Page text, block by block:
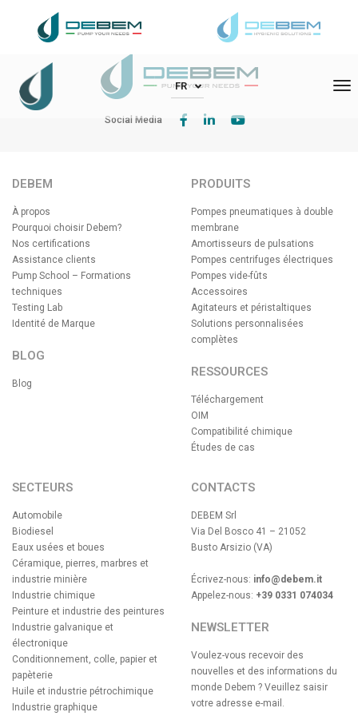
FR
DEBEM Srl – Via Del Bosco 41 – 21052 Busto Arsizio (VA)
Social Media
DEBEM
À propos
Pourquoi choisir Debem?
Nos certifications
Assistance clients
Pump School – Formations
techniques
Testing Lab
Identité de Marque
BLOG
Blog
PRODUITS
Pompes pneumatiques à double
membrane
Amortisseurs de pulsations
Pompes centrifuges électriques
Pompes vide-fûts
Accessoires
Agitateurs et péristaltiques
Solutions personnalisées
complètes
RESSOURCES
Téléchargement
OIM
Compatibilité chimique
Études de cas
SECTEURS
Automobile
Biodiesel
Eaux usées et boues
Céramique, pierres, marbres et
industrie minière
Industrie chimique
Peinture et industrie des peintures
Industrie galvanique et
électronique
Conditionnement, colle, papier et
papèterie
Huile et industrie pétrochimique
Industrie graphique
CONTACTS
DEBEM Srl
Via Del Bosco 41 – 21052
Busto Arsizio (VA)
Écrivez-nous: info@debem.it
Appelez-nous: +39 0331 074034
NEWSLETTER
Voulez-vous recevoir des
nouvelles et des informations du
monde Debem ? Veuillez saisir
votre adresse e-mail.